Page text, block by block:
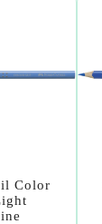
Color